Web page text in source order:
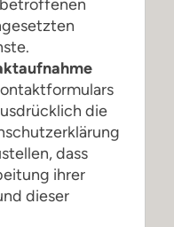
die
dass
ihrer
dieser